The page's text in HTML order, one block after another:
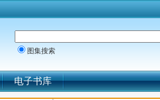
图集搜索
电子书库